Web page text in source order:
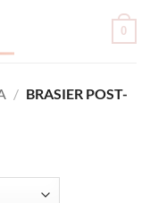
0
/ BRASIER POST-